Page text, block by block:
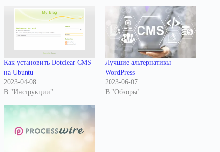
Как установить Dotclear CMS
на Ubuntu
2023-04-08
В "Инструкции"
Лучшие альтернативы
WordPress
2023-06-07
В "Обзоры"